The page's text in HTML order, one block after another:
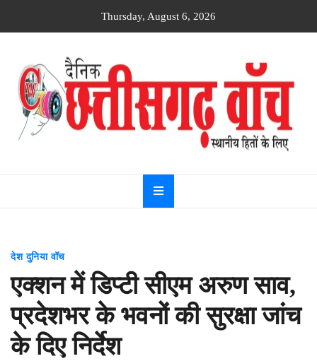
Thursday, August 6, 2026
Dainik
Chhattisgarh
watch
देश दुनिया वॉच
एक्शन में डिप्टी सीएम अरुण साव,
प्रदेशभर के भवनों की सुरक्षा जांच
के दिए निर्देश